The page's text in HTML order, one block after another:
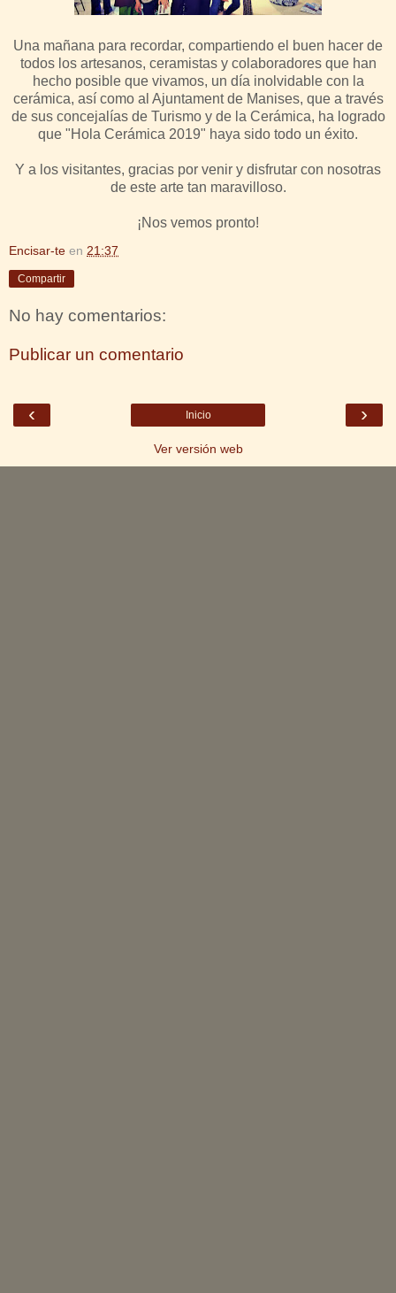
Una mañana para recordar, compartiendo el buen hacer de
todos los artesanos, ceramistas y colaboradores que han
hecho posible que vivamos, un día inolvidable con la
cerámica, así como al Ajuntament de Manises, que a través
de sus concejalías de Turismo y de la Cerámica, ha logrado
que "Hola Cerámica 2019" haya sido todo un éxito.
Y a los visitantes, gracias por venir y disfrutar con nosotras
de este arte tan maravilloso.
¡Nos vemos pronto!
Encisar-te en 21:37
Compartir
No hay comentarios:
Publicar un comentario
‹ ›
Inicio
Ver versión web